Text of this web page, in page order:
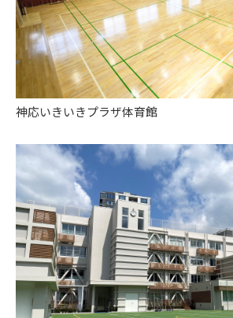
神応いきいきプラザ体育館